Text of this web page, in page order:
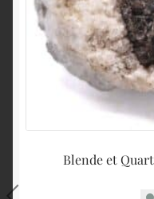
Blende et